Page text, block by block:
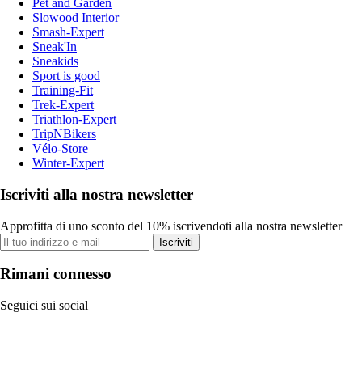
Pet and Garden
Slowood Interior
Smash-Expert
Sneak'In
Sneakids
Sport is good
Training-Fit
Trek-Expert
Triathlon-Expert
TripNBikers
Vélo-Store
Winter-Expert
Iscriviti alla nostra newsletter
Approfitta di uno sconto del 10% iscrivendoti alla nostra newsletter
Iscriviti
Rimani connesso
Seguici sui social